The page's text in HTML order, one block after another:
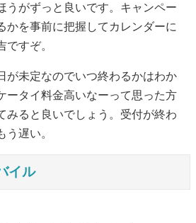
うがずっと良いです。キャンペー
かを事前に把握してカレンダーに
すぞ。
が未定なのでいつ終わるかはわか
ータイ料金高いなーって思った方
みると良いでしょう。受付が終わ
遅い。
イル